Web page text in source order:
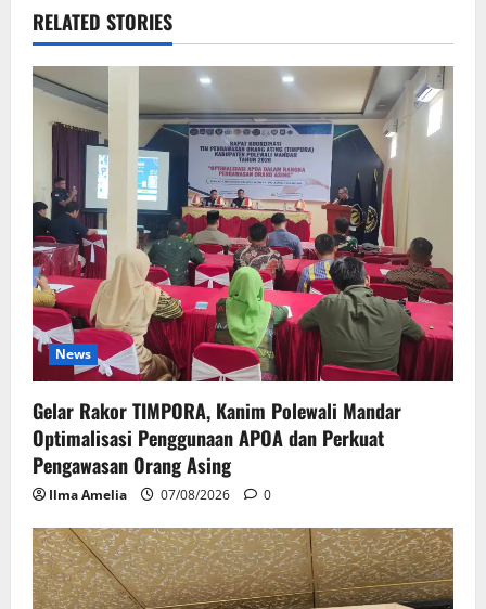
RELATED STORIES
News
Gelar Rakor TIMPORA, Kanim Polewali Mandar
Optimalisasi Penggunaan APOA dan Perkuat
Pengawasan Orang Asing
Ilma Amelia 07/08/2026 0